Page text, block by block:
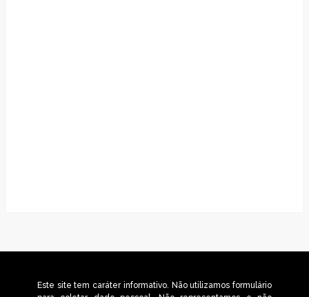
Este site tem caráter informativo. Não utilizamos formulário